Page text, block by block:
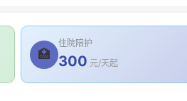
🏥
住院陪护
300 元/天起